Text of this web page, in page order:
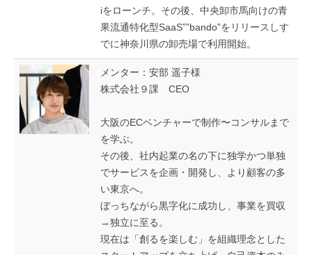
iをローンチ。その後、中央卸市馬向けの青
果流通特化型SaaS””bando”をリリースしす
でに神奈川県の卸売場で利用開始。
メンター：安部 遥子様
株式会社９課 CEO
大阪のECベンチャーで制作〜コンサルまで
を学ぶ。
その後、社内起業の名の下に独学かつ単独
でサービスを企画・開発し、より顧客の多
い東京へ。
ぼっちながら黒字化に成功し、事業を買収
→独立に至る。
現在は「創るを楽しむ」を組織理念とした